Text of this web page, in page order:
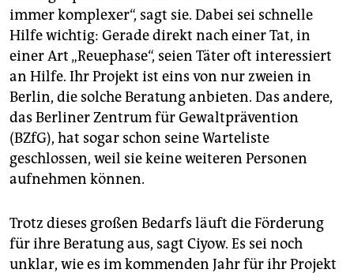
immer komplexer“, sagt sie. Dabei sei schnelle
Hilfe wichtig: Gerade direkt nach einer Tat, in
einer Art „Reuephase“, seien Täter oft interessiert
an Hilfe. Ihr Projekt ist eins von nur zweien in
Berlin, die solche Beratung anbieten. Das andere,
das Berliner Zentrum für Gewaltprävention
(BZfG), hat sogar schon seine Warteliste
geschlossen, weil sie keine weiteren Personen
aufnehmen können.
Trotz dieses großen Bedarfs läuft die Förderung
für ihre Beratung aus, sagt Ciyow. Es sei noch
unklar, wie es im kommenden Jahr für ihr Projekt